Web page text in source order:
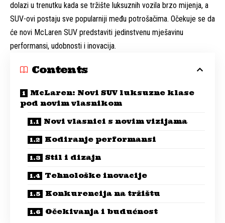
dolazi u trenutku kada se tržište luksuznih vozila brzo mijenja, a
SUV-ovi postaju sve popularniji među potrošačima. Očekuje se da
će novi McLaren SUV predstaviti jedinstvenu mješavinu
performansi, udobnosti i inovacija.
Contents
McLaren: Novi SUV luksuzne klase
pod novim vlasnikom
Novi vlasnici s novim vizijama
Kodiranje performansi
Stil i dizajn
Tehnološke inovacije
Konkurencija na tržištu
Očekivanja i budućnost